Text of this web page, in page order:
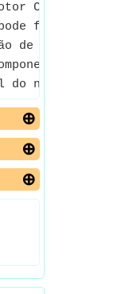
CA do tipo
fornecer
potência,
núcleo da